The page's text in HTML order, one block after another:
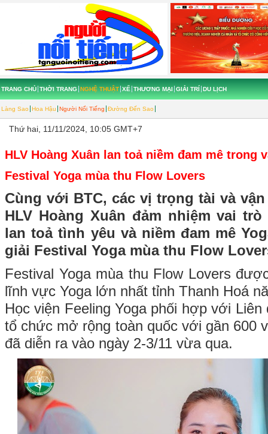
TRANG CHỦ THỜI TRANG NGHỆ THUẬT
Làng Sao Hoa Hậu Người Nổi Tiếng Đường Đến Sao
XẾ THƯƠNG MẠI GIẢI TRÍ DU LỊCH
Thứ hai, 11/11/2024, 10:05 GMT+7
HLV Hoàng Xuân lan toả niềm đam mê trong
Festival Yoga mùa thu Flow Lovers
Cùng với BTC, các vị trọng tài và
HLV Hoàng Xuân đảm nhiệm vai
lan toả tình yêu và niềm đam mê
giải Festival Yoga mùa thu Flow
Festival Yoga mùa thu Flow Lovers
lĩnh vực Yoga lớn nhất tỉnh Thanh Hoá
Học viện Feeling Yoga phối hợp với Liên
tổ chức mở rộng toàn quốc với gần 600
đã diễn ra vào ngày 2-3/11 vừa qua.